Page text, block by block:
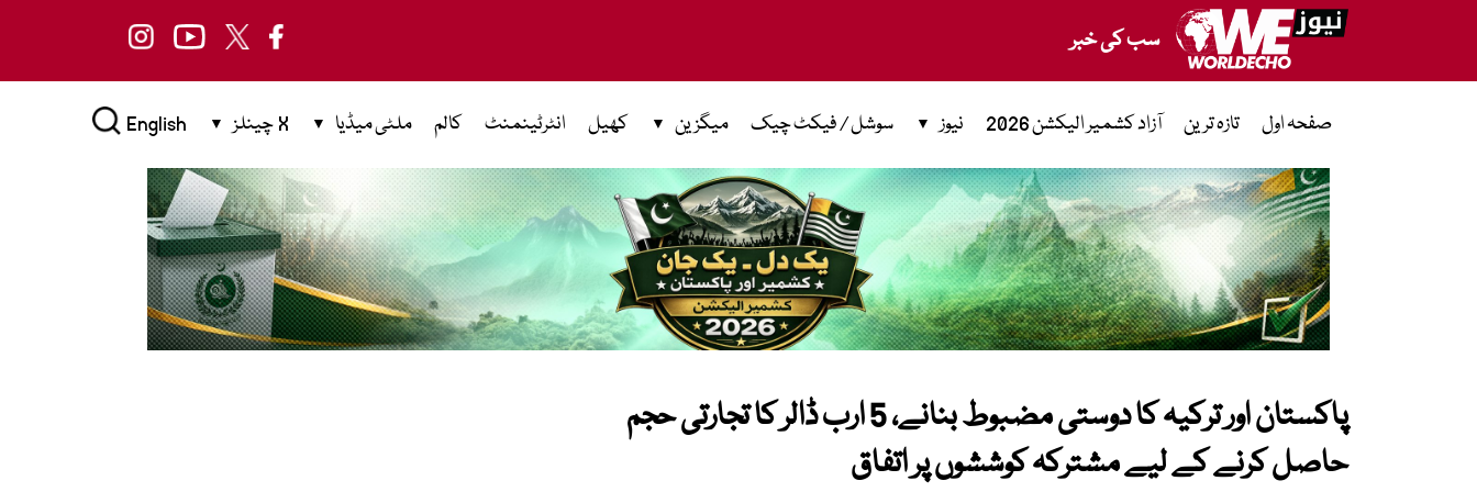
سب کی خبر
صفحہ اول تازہ ترین آزاد کشمیر الیکشن 2026 نیوز سوشل / فیکٹ چیک میگزین کھیل انٹرٹینمنٹ کالم ملٹی میڈیا X چینلز English
پاکستان اور ترکیہ کا دوستی مضبوط بنانے، 5 ارب ڈالر کا تجارتی حجم
حاصل کرنے کے لیے مشترکہ کوششوں پر اتفاق